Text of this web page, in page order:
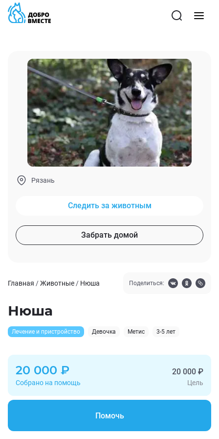
Рязань
Следить за животным
Забрать домой
Главная /Животные / Нюша Поделиться:
Нюша
Лечение и пристройство Девочка Метис 3-5 лет
20 000 ₽ 20 000 ₽
Собрано на помощь Цель
Помочь